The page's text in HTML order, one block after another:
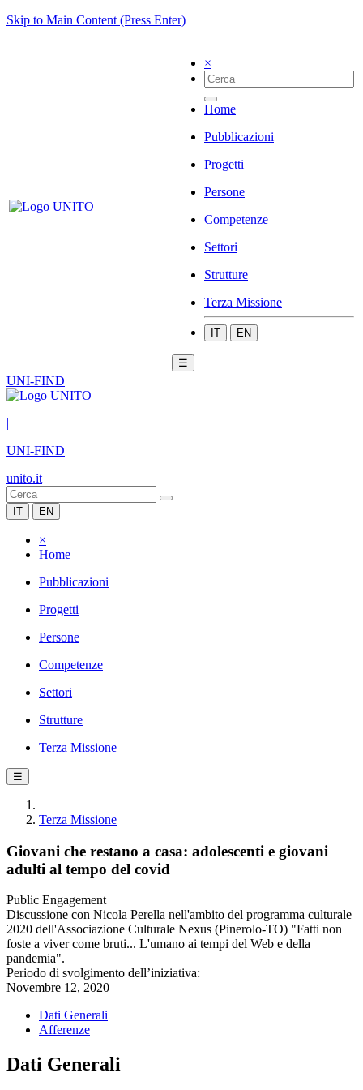
Skip to Main Content (Press Enter)
×
Home
Pubblicazioni
Progetti
Persone
Competenze
Settori
Strutture
Terza Missione
IT EN
☰
UNI-FIND
|
UNI-FIND
unito.it
IT EN
×
Home
Pubblicazioni
Progetti
Persone
Competenze
Settori
Strutture
Terza Missione
☰
Terza Missione
Giovani che restano a casa: adolescenti e giovani
adulti al tempo del covid
Public Engagement
Discussione con Nicola Perella nell'ambito del programma culturale
2020 dell'Associazione Culturale Nexus (Pinerolo-TO) "Fatti non
foste a viver come bruti... L'umano ai tempi del Web e della
pandemia".
Periodo di svolgimento dell’iniziativa:
Novembre 12, 2020
Dati Generali
Afferenze
Dati Generali